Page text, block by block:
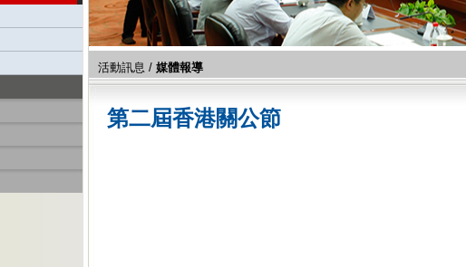
活動訊息 / 媒體報導
第二屆香港關公節